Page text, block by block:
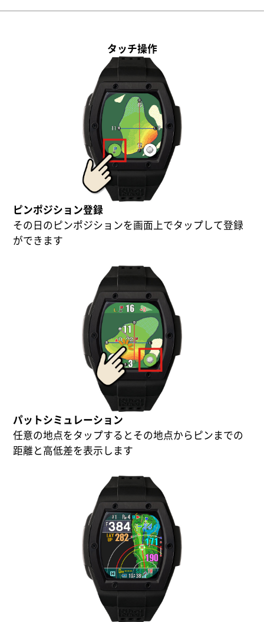
タッチ操作
ピンポジション登録
その日のピンポジションを画面上でタップして登録
ができます
パットシミュレーション
任意の地点をタップするとその地点からピンまでの
距離と高低差を表示します